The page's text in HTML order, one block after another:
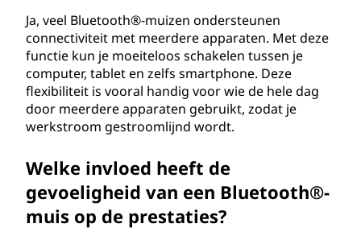
Ja, veel Bluetooth®-muizen ondersteunen
connectiviteit met meerdere apparaten. Met deze
functie kun je moeiteloos schakelen tussen je
computer, tablet en zelfs smartphone. Deze
flexibiliteit is vooral handig voor wie de hele dag
door meerdere apparaten gebruikt, zodat je
werkstroom gestroomlijnd wordt.
Welke invloed heeft de
gevoeligheid van een Bluetooth®-
muis op de prestaties?